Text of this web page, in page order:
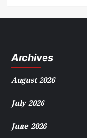
Archives
August 2026
July 2026
June 2026